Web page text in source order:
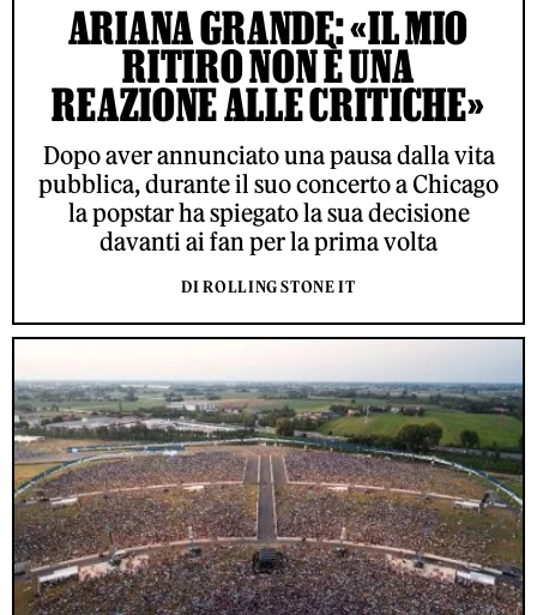
ARIANA GRANDE: «IL MIO
RITIRO NON È UNA
REAZIONE ALLE CRITICHE»
Dopo aver annunciato una pausa dalla vita
pubblica, durante il suo concerto a Chicago
la popstar ha spiegato la sua decisione
davanti ai fan per la prima volta
DI ROLLING STONE IT